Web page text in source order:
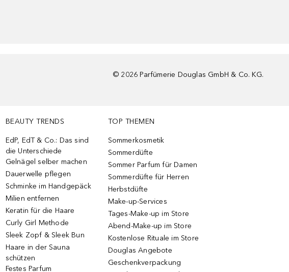
© 2026 Parfümerie Douglas GmbH & Co. KG.
BEAUTY TRENDS
EdP, EdT & Co.: Das sind
die Unterschiede
Gelnägel selber machen
Dauerwelle pflegen
Schminke im Handgepäck
Milien entfernen
Keratin für die Haare
Curly Girl Methode
Sleek Zopf & Sleek Bun
Haare in der Sauna
schützen
Festes Parfum
TOP THEMEN
Sommerkosmetik
Sommerdüfte
Sommer Parfum für Damen
Sommerdüfte für Herren
Herbstdüfte
Make-up-Services
Tages-Make-up im Store
Abend-Make-up im Store
Kostenlose Rituale im Store
Douglas Angebote
Geschenkverpackung